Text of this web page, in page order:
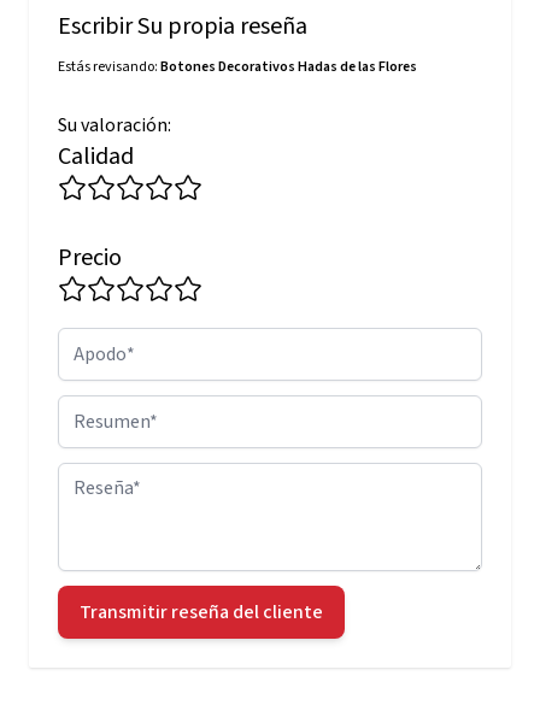
Escribir Su propia reseña
Estás revisando:Botones Decorativos Hadas de las Flores
Su valoración:
Calidad
Precio
Apodo
Resumen
Reseña
Transmitir reseña del cliente